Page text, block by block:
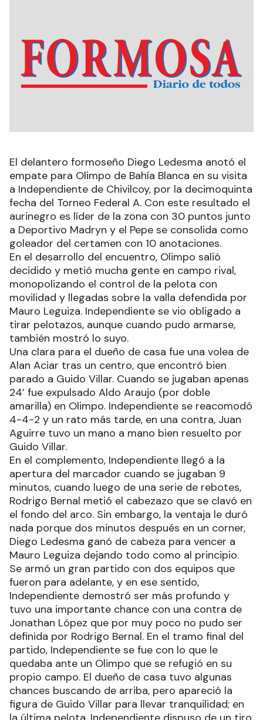
El delantero formoseño Diego Ledesma anotó el
empate para Olimpo de Bahía Blanca en su visita
a Independiente de Chivilcoy, por la decimoquinta
fecha del Torneo Federal A. Con este resultado el
aurinegro es líder de la zona con 30 puntos junto
a Deportivo Madryn y el Pepe se consolida como
goleador del certamen con 10 anotaciones.
En el desarrollo del encuentro, Olimpo salió
decidido y metió mucha gente en campo rival,
monopolizando el control de la pelota con
movilidad y llegadas sobre la valla defendida por
Mauro Leguiza. Independiente se vio obligado a
tirar pelotazos, aunque cuando pudo armarse,
también mostró lo suyo.
Una clara para el dueño de casa fue una volea de
Alan Aciar tras un centro, que encontró bien
parado a Guido Villar. Cuando se jugaban apenas
24’ fue expulsado Aldo Araujo (por doble
amarilla) en Olimpo. Independiente se reacomodó
4-4-2 y un rato más tarde, en una contra, Juan
Aguirre tuvo un mano a mano bien resuelto por
Guido Villar.
En el complemento, Independiente llegó a la
apertura del marcador cuando se jugaban 9
minutos, cuando luego de una serie de rebotes,
Rodrigo Bernal metió el cabezazo que se clavó en
el fondo del arco. Sin embargo, la ventaja le duró
nada porque dos minutos después en un corner,
Diego Ledesma ganó de cabeza para vencer a
Mauro Leguiza dejando todo como al principio.
Se armó un gran partido con dos equipos que
fueron para adelante, y en ese sentido,
Independiente demostró ser más profundo y
tuvo una importante chance con una contra de
Jonathan López que por muy poco no pudo ser
definida por Rodrigo Bernal. En el tramo final del
partido, Independiente se fue con lo que le
quedaba ante un Olimpo que se refugió en su
propio campo. El dueño de casa tuvo algunas
chances buscando de arriba, pero apareció la
figura de Guido Villar para llevar tranquilidad; en